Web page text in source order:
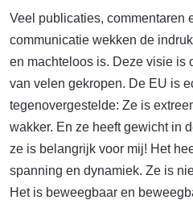
Veel publicaties, commentaren
communicatie wekken de
en machteloos is. Deze visie is
van velen gekropen. De EU is
tegenovergestelde: Ze is
wakker. En ze heeft gewicht in
ze is belangrijk voor mij! Het
spanning en dynamiek. Ze is
Het is beweegbaar en